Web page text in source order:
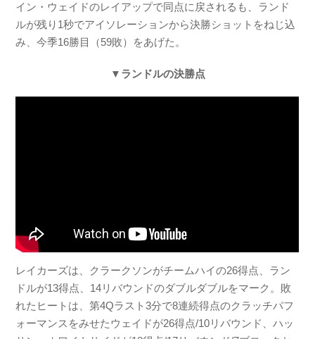
イン・ウェイドのレイアップで同点に戻されるも、ランド
ルが残り1秒でアイソレーションから決勝ショットをねじ込
み、今季16勝目（59敗）をあげた。
▼ランドルの決勝点
レイカーズは、クラークソンがチームハイの26得点、ラン
ドルが13得点、14リバウンドのダブルダブルをマーク。敗
れたヒートは、第4Qラスト3分で8連続得点のクラッチパフ
ォーマンスをみせたウェイドが26得点/10リバウンド、ハッ